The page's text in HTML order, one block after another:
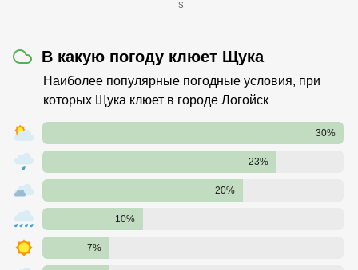
В какую погоду клюет Щука
Наиболее популярные погодные условия, при
которых Щука клюет в городе Логойск
30%
23%
20%
10%
7%